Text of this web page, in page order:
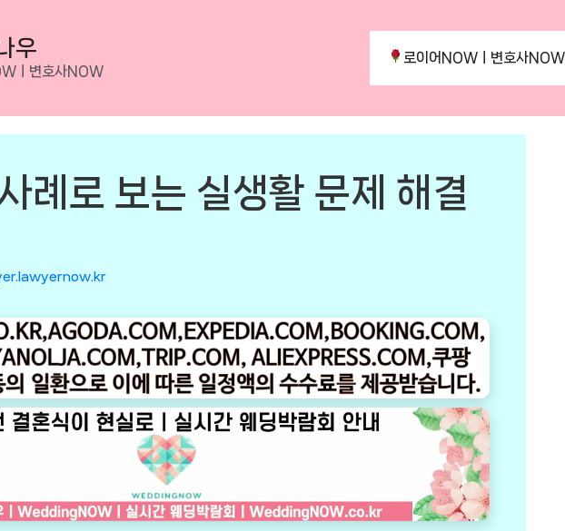
우
ㅣ변호사NOW
로이어NOWㅣ변호사NOW
례로 보는 실생활 문제 해결